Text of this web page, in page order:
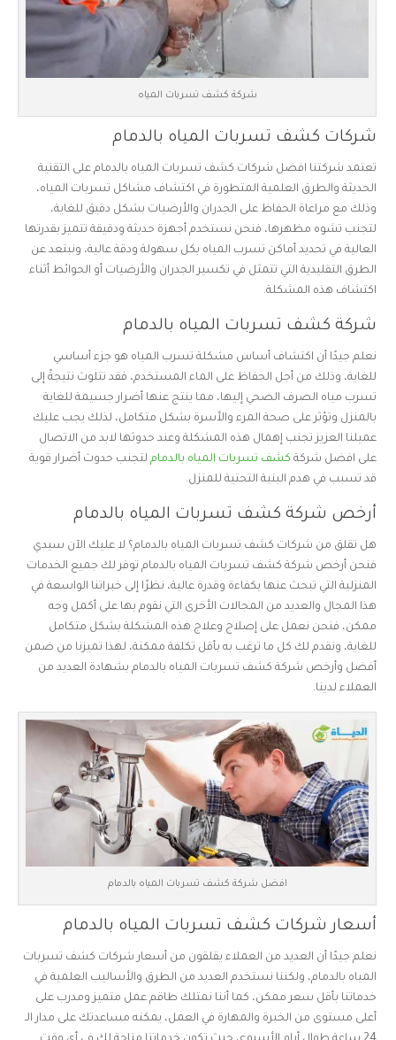
شركة كشف تسربات المياه
شركات كشف تسربات المياه بالدمام
تعتمد شركتنا افضل شركات كشف تسربات المياه بالدمام على التقنية
الحديثة والطرق العلمية المتطورة في اكتشاف مشاكل تسربات المياه،
وذلك مع مراعاة الحفاظ على الجدران والأرضيات بشكل دقيق للغاية،
لتجنب تشوه مظهرها، فنحن نستخدم أجهزة حديثة ودقيقة تتميز بقدرتها
العالية في تحديد أماكن تسرب المياه بكل سهولة ودقة عالية، ونبتعد عن
الطرق التقليدية التي تتمثل في تكسير الجدران والأرضيات أو الحوائط أثناء
اكتشاف هذه المشكلة.
شركة كشف تسربات المياه بالدمام
نعلم جيدًا أن اكتشاف أساس مشكلة تسرب المياه هو جزء أساسي
للغاية، وذلك من أجل الحفاظ على الماء المستخدم، فقد تتلوث نتيجةً إلى
تسرب مياه الصرف الصحي إليها، مما ينتج عنها أضرار جسيمة للغاية
بالمنزل وتؤثر على صحة المرء والأسرة بشكل متكامل، لذلك يجب عليك
عميلنا العزيز تجنب إهمال هذه المشكلة وعند حدوثها لابد من الاتصال
على افضل شركة كشف تسربات المياه بالدمام لتجنب حدوث أضرار قوية
قد تسبب في هدم البنية التحتية للمنزل.
أرخص شركة كشف تسربات المياه بالدمام
هل تقلق من شركات كشف تسربات المياه بالدمام؟ لا عليك الآن سيدي
فنحن أرخص شركة كشف تسربات المياه بالدمام توفر لك جميع الخدمات
المنزلية التي تبحث عنها بكفاءة وقدرة عالية، نظرًا إلى خبراتنا الواسعة في
هذا المجال والعديد من المجالات الأخرى التي نقوم بها على أكمل وجه
ممكن، فنحن نعمل على إصلاح وعلاج هذه المشكلة بشكل متكامل
للغاية، ونقدم لك كل ما ترغب به بأقل تكلفة ممكنة، لهذا تميزنا من ضمن
أفضل وأرخص شركة كشف تسربات المياه بالدمام بشهادة العديد من
العملاء لدينا.
افضل شركة كشف تسربات المياه بالدمام
أسعار شركات كشف تسربات المياه بالدمام
نعلم جيدًا أن العديد من العملاء يقلقون من أسعار شركات كشف تسربات
المياه بالدمام، ولكننا نستخدم العديد من الطرق والأساليب العلمية في
خدماتنا بأقل سعر ممكن، كما أننا نمتلك طاقم عمل متميز ومدرب على
أعلى مستوى من الخبرة والمهارة في العمل، يمكنه مساعدتك على مدار الـ